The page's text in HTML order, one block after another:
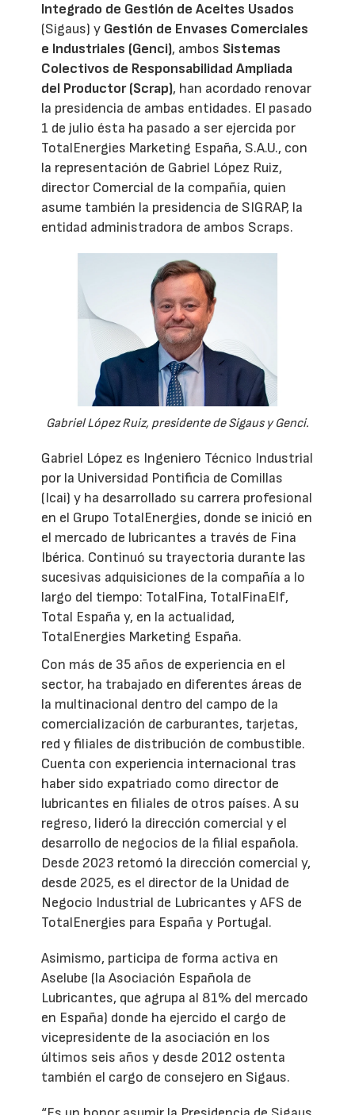
Integrado de Gestión de Aceites Usados
(Sigaus) y Gestión de Envases Comerciales
e Industriales (Genci), ambos Sistemas
Colectivos de Responsabilidad Ampliada
del Productor (Scrap), han acordado renovar
la presidencia de ambas entidades. El pasado
1 de julio ésta ha pasado a ser ejercida por
TotalEnergies Marketing España, S.A.U., con
la representación de Gabriel López Ruiz,
director Comercial de la compañía, quien
asume también la presidencia de SIGRAP, la
entidad administradora de ambos Scraps.
Gabriel López Ruiz, presidente de Sigaus y Genci.
Gabriel López es Ingeniero Técnico Industrial
por la Universidad Pontificia de Comillas
(Icai) y ha desarrollado su carrera profesional
en el Grupo TotalEnergies, donde se inició en
el mercado de lubricantes a través de Fina
Ibérica. Continuó su trayectoria durante las
sucesivas adquisiciones de la compañía a lo
largo del tiempo: TotalFina, TotalFinaElf,
Total España y, en la actualidad,
TotalEnergies Marketing España.
Con más de 35 años de experiencia en el
sector, ha trabajado en diferentes áreas de
la multinacional dentro del campo de la
comercialización de carburantes, tarjetas,
red y filiales de distribución de combustible.
Cuenta con experiencia internacional tras
haber sido expatriado como director de
lubricantes en filiales de otros países. A su
regreso, lideró la dirección comercial y el
desarrollo de negocios de la filial española.
Desde 2023 retomó la dirección comercial y,
desde 2025, es el director de la Unidad de
Negocio Industrial de Lubricantes y AFS de
TotalEnergies para España y Portugal.
Asimismo, participa de forma activa en
Aselube (la Asociación Española de
Lubricantes, que agrupa al 81% del mercado
en España) donde ha ejercido el cargo de
vicepresidente de la asociación en los
últimos seis años y desde 2012 ostenta
también el cargo de consejero en Sigaus.